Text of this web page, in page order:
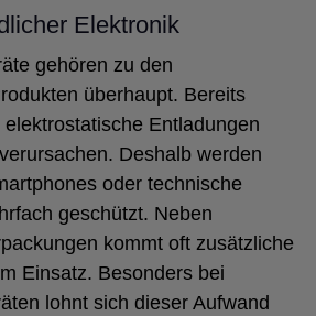
Elektronik
gehören zu den
überhaupt. Bereits
Entladungen
Deshalb werden
oder technische
geschützt. Neben
kommt oft zusätzliche
Einsatz. Besonders bei
lohnt sich dieser Aufwand